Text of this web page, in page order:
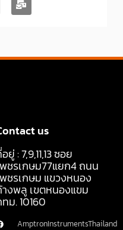
us
ยู่ : 7,9,11,13 ซอย
ชรเกษม77แยก4 ถนน
ชรเกษม แขวงหนอง
งพลู เขตหนองแขม
ม. 10160
AmptronInstrumentsThailand